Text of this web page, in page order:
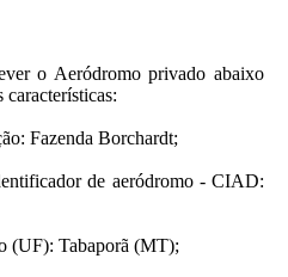
o Aeródromo privado abaixo
características:
Fazenda Borchardt;
de aeródromo - CIAD:
(UF): Tabaporã (MT);